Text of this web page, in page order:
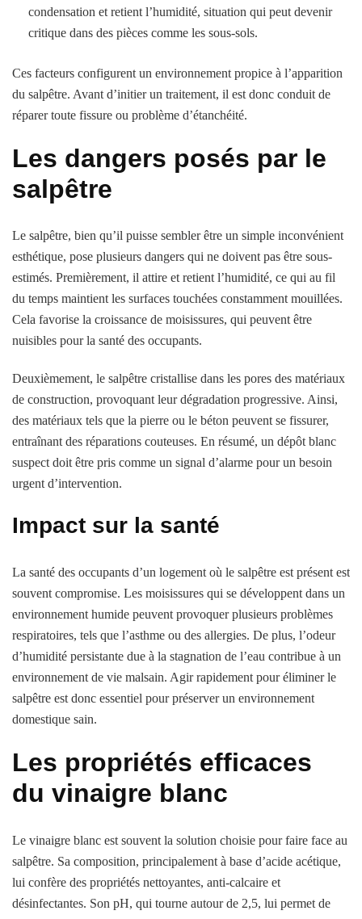
condensation et retient l’humidité, situation qui peut devenir
critique dans des pièces comme les sous-sols.
Ces facteurs configurent un environnement propice à l’apparition
du salpêtre. Avant d’initier un traitement, il est donc conduit de
réparer toute fissure ou problème d’étanchéité.
Les dangers posés par le
salpêtre
Le salpêtre, bien qu’il puisse sembler être un simple inconvénient
esthétique, pose plusieurs dangers qui ne doivent pas être sous-
estimés. Premièrement, il attire et retient l’humidité, ce qui au fil
du temps maintient les surfaces touchées constamment mouillées.
Cela favorise la croissance de moisissures, qui peuvent être
nuisibles pour la santé des occupants.
Deuxièmement, le salpêtre cristallise dans les pores des matériaux
de construction, provoquant leur dégradation progressive. Ainsi,
des matériaux tels que la pierre ou le béton peuvent se fissurer,
entraînant des réparations couteuses. En résumé, un dépôt blanc
suspect doit être pris comme un signal d’alarme pour un besoin
urgent d’intervention.
Impact sur la santé
La santé des occupants d’un logement où le salpêtre est présent est
souvent compromise. Les moisissures qui se développent dans un
environnement humide peuvent provoquer plusieurs problèmes
respiratoires, tels que l’asthme ou des allergies. De plus, l’odeur
d’humidité persistante due à la stagnation de l’eau contribue à un
environnement de vie malsain. Agir rapidement pour éliminer le
salpêtre est donc essentiel pour préserver un environnement
domestique sain.
Les propriétés efficaces
du vinaigre blanc
Le vinaigre blanc est souvent la solution choisie pour faire face au
salpêtre. Sa composition, principalement à base d’acide acétique,
lui confère des propriétés nettoyantes, anti-calcaire et
désinfectantes. Son pH, qui tourne autour de 2,5, lui permet de